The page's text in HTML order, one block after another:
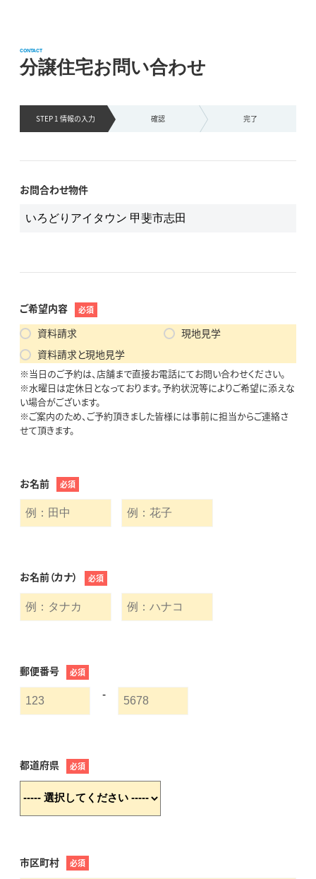
分譲住宅お問い合わせ
CONTACT
STEP 1 情報の入力 確認 完了
お問合わせ物件
ご希望内容 必須
資料請求
現地見学
資料請求と現地見学
※当日のご予約は、店舗まで直接お電話にてお問い合わせください。
※水曜日は定休日となっております。予約状況等によりご希望に添えな
い場合がございます。
※ご案内のため、ご予約頂きました皆様には事前に担当からご連絡さ
せて頂きます。
お名前 必須
お名前（カナ） 必須
郵便番号 必須
-
都道府県 必須
市区町村 必須